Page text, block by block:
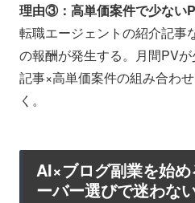
理由③：高単価案件で少ない
転職エージェントの紹介記事
の報酬が発生する。月間PV
記事×高単価案件の組み合わ
く。
AI×ブログ副業を始
ーバー選びで迷わな